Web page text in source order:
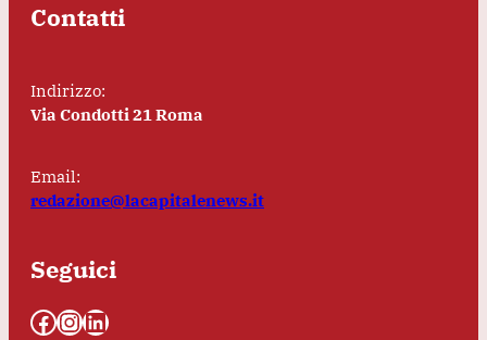
Contatti
Indirizzo:
Via Condotti 21 Roma
Email:
redazione@lacapitalenews.it
Seguici
Facebook InstagramLinkedIn